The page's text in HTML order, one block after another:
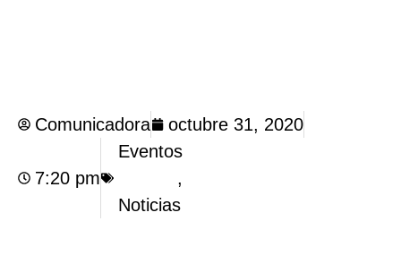
Comunicadora octubre 31, 2020
7:20 pm
Eventos
,
Noticias